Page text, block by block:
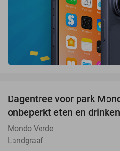
Dagentree voor park
onbeperkt eten en drinken
Mondo Verde
Landgraaf